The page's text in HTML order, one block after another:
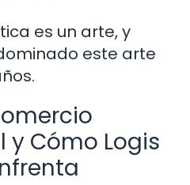
es un arte, y
este arte
Cómo Logis